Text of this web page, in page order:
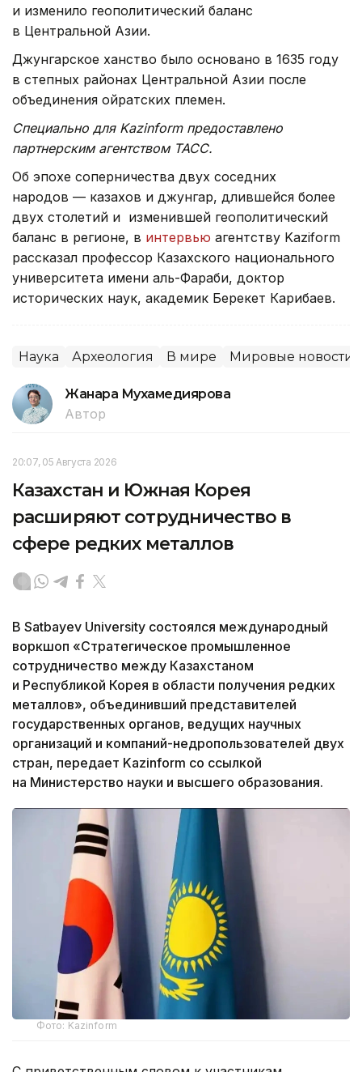
и изменило геополитический баланс
в Центральной Азии.
Джунгарское ханство было основано в 1635 году
в степных районах Центральной Азии после
объединения ойратских племен.
Специально для Kazinform предоставлено
партнерским агентством ТАСС.
Об эпохе соперничества двух соседних
народов — казахов и джунгар, длившейся более
двух столетий и изменившей геополитический
баланс в регионе, в интервью агентству Kaziform
рассказал профессор Казахского национального
университета имени аль-Фараби, доктор
исторических наук, академик Берекет Карибаев.
Наука Археология В мире Мировые новости
Жанара Мухамедиярова
Автор
20:07, 05 Августа 2026
Казахстан и Южная Корея
расширяют сотрудничество в
сфере редких металлов
В Satbayev University состоялся международный
воркшоп «Стратегическое промышленное
сотрудничество между Казахстаном
и Республикой Корея в области получения редких
металлов», объединивший представителей
государственных органов, ведущих научных
организаций и компаний-недропользователей двух
стран, передает Kazinform со ссылкой
на Министерство науки и высшего образования.
Фото: Kazinform